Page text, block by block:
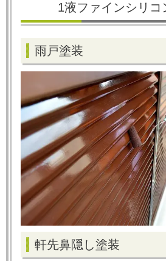
1液ファインシリコ
雨戸塗装
軒先鼻隠し塗装